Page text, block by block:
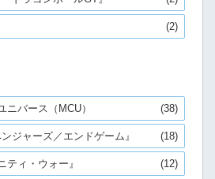
(2)
バース（MCU） (38)
ンジャーズ／エンドゲーム』 (18)
ティ・ウォー』 (12)